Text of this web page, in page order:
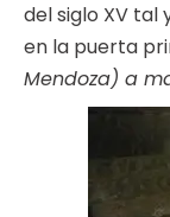
del siglo XV tal
en la puerta
Mendoza) a